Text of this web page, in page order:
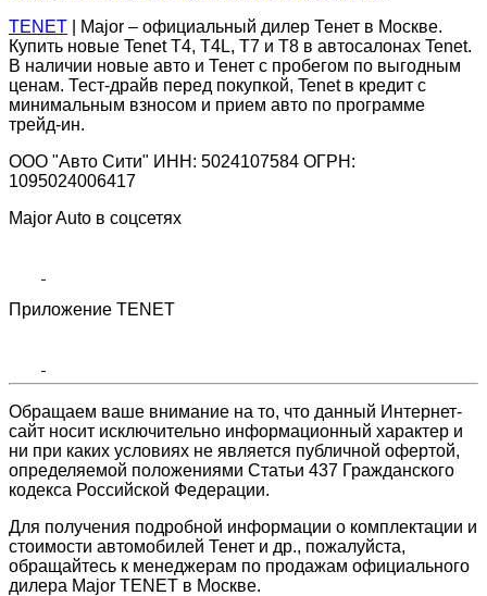
TENET | Major – официальный дилер Тенет в Москве.
Купить новые Tenet Т4, T4L, Т7 и Т8 в автосалонах Tenet.
В наличии новые авто и Тенет с пробегом по выгодным
ценам. Тест-драйв перед покупкой, Tenet в кредит с
минимальным взносом и прием авто по программе
трейд-ин.
ООО "Авто Сити" ИНН: 5024107584 ОГРН:
1095024006417
Major Auto в соцсетях
Приложение TENET
Обращаем ваше внимание на то, что данный Интернет-
сайт носит исключительно информационный характер и
ни при каких условиях не является публичной офертой,
определяемой положениями Статьи 437 Гражданского
кодекса Российской Федерации.
Для получения подробной информации о комплектации и
стоимости автомобилей Тенет и др., пожалуйста,
обращайтесь к менеджерам по продажам официального
дилера Major TENET в Москве.